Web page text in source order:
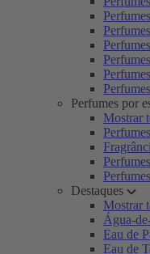
Perfumes por
Mostrar
Destaques
Mostrar
Água-
Eau de
Eau de